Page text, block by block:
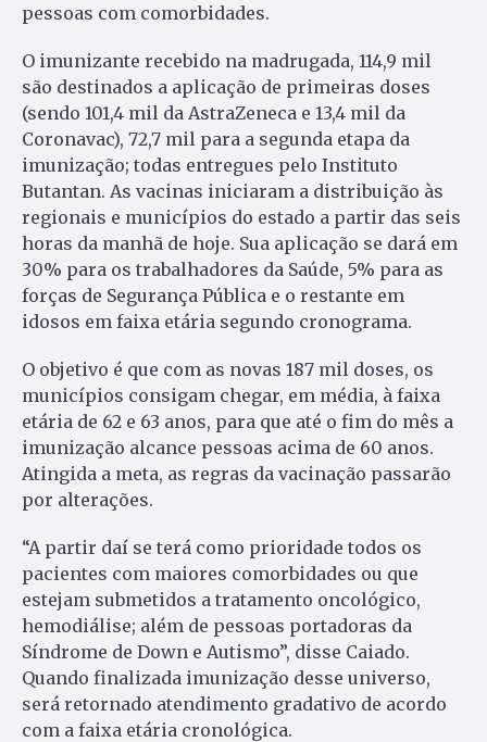
pessoas com comorbidades.
O imunizante recebido na madrugada, 114,9 mil
são destinados a aplicação de primeiras doses
(sendo 101,4 mil da AstraZeneca e 13,4 mil da
Coronavac), 72,7 mil para a segunda etapa da
imunização; todas entregues pelo Instituto
Butantan. As vacinas iniciaram a distribuição às
regionais e municípios do estado a partir das seis
horas da manhã de hoje. Sua aplicação se dará em
30% para os trabalhadores da Saúde, 5% para as
forças de Segurança Pública e o restante em
idosos em faixa etária segundo cronograma.
O objetivo é que com as novas 187 mil doses, os
municípios consigam chegar, em média, à faixa
etária de 62 e 63 anos, para que até o fim do mês a
imunização alcance pessoas acima de 60 anos.
Atingida a meta, as regras da vacinação passarão
por alterações.
“A partir daí se terá como prioridade todos os
pacientes com maiores comorbidades ou que
estejam submetidos a tratamento oncológico,
hemodiálise; além de pessoas portadoras da
Síndrome de Down e Autismo”, disse Caiado.
Quando finalizada imunização desse universo,
será retornado atendimento gradativo de acordo
com a faixa etária cronológica.